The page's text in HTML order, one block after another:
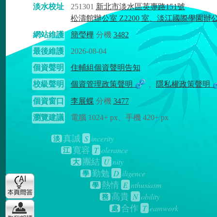
淡水校址 251301 新北市淡水區英專路151號
松濤館辦公室 Z2200 室、淡江國際學園辦
網站維護
簡瑩樺分機 3482
最後維護
2026-08-04
個資聲明
住輔組個資聲明告知
校級聲明
個資管理政策聲明 隱私權政策聲明
個資窗口 李展蝶 分機 3477
瀏覽建議
電腦 1024+ px、手機 420+ px
淡 真誠 S incerity
江 寬容 T olerance
大 團結 U nity
學 勤勉 D iligence
學 熱情 E nthusiasm
務 高貴 N obility
處 合作 T eamwork